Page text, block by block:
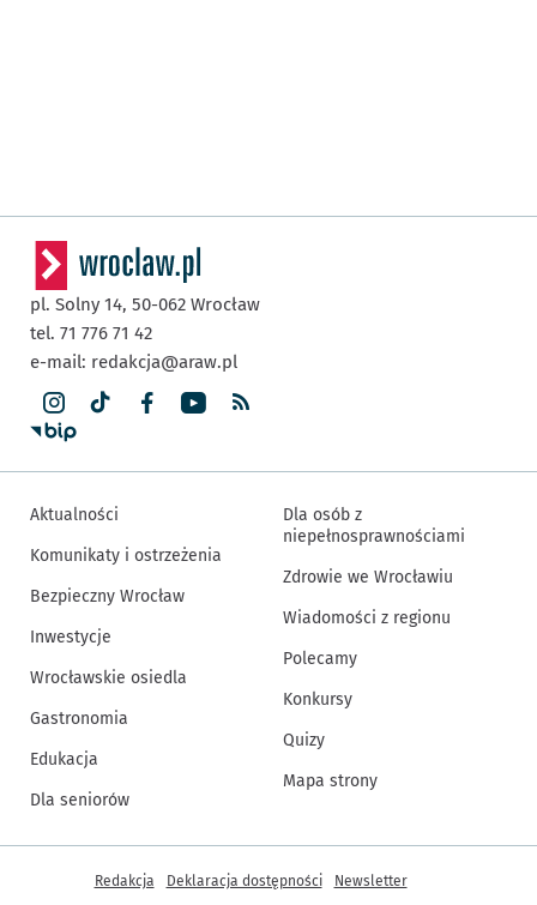
pl. Solny 14, 50-062 Wrocław
tel. 71 776 71 42
e-mail: redakcja@araw.pl
Aktualności
Komunikaty i ostrzeżenia
Bezpieczny Wrocław
Inwestycje
Wrocławskie osiedla
Gastronomia
Edukacja
Dla seniorów
Dla osób z
niepełnosprawnościami
Zdrowie we Wrocławiu
Wiadomości z regionu
Polecamy
Konkursy
Quizy
Mapa strony
Inne informacje
Redakcja Deklaracja dostępności Newsletter